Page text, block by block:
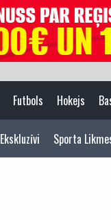
Futbols Hokejs
Ekskluzīvi Sporta